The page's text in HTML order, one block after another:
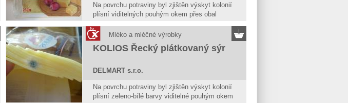
Na povrchu potraviny byl zjištěn výskyt kolonií
plísní viditelných pouhým okem přes obal
pokud jeví známky kažení.
Mléko a mléčné výrobky
KOLIOS Řecký plátkovaný sýr
DELMART s.r.o.
Na povrchu potraviny byl zjištěn výskyt kolonií
plísní zeleno-bílé barvy viditelné pouhým okem